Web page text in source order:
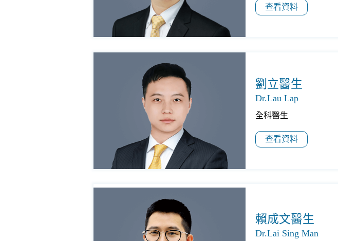
查看資料
劉立醫生
Dr.Lau Lap
全科醫生
查看資料
賴成文醫生
Dr.Lai Sing Man